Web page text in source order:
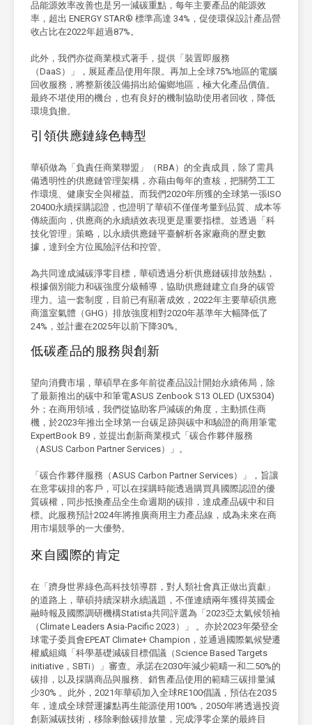
品能源效率改善也是另一減碳重點，每年主要產品的能源效
率，超出 ENERGY STAR® 標準高達 34%，促使環保設計產品營
收占比在2022年超過87%。
此外，我們亦從商業模式著手，提供「裝置即服務
（DaaS）」，展延產品使用年限。再加上全球75%地區的電腦
回收服務，將整新後設備捐出給偏鄉地區，極大化產品價值。
最終不堪使用的機台，也有良好的機制協助使用者回收，降低
環境負擔。
引領供應鏈綠色轉型
華碩做為「負責任商業聯盟」（RBA）的全責成員，除了需具
備透明性的供應鏈管理架構，亦藉由每年的查核，把關勞工工
作環境、健康安全與權益。而我們2020年所獲的全球第一張ISO
20400永續採購認證，也證明了華碩不僅僅考量到品質、成本等
傳統面向，供應商的永續績效表現更是重要指標。並透過「科
技化管理」策略，以永續供應鏈平臺解析各家廠商的歷史數
據，達到全方位風險評估和控管。
為共同達成減碳淨零目標，華碩透過分析供應鏈碳排放熱點，
根據個別能力和碳強度分級輔導，協助供應鏈建立自身的碳管
理力。這一套制度，目前已有顯著成效，2022年主要華碩供應
商溫室氣體（GHG）排放強度相對2020年基準年大幅降低了
24%，並計畫在2025年以前下降30%。
低碳產品的服務與創新
望向消費市場，華碩早在多年前從產品設計開始永續佈局，除
了最新推出的碳中和筆電ASUS Zenbook S13 OLED (UX5304)
外；在商用領域，我們從協助客戶減碳的角度，主動抓住商
機，於2023年推出全球第一台碳足跡與碳中和驗證的商用筆電
ExpertBook B9，並提出創新商業模式「碳合作夥伴服務
（ASUS Carbon Partner Services）」。
「碳合作夥伴服務（ASUS Carbon Partner Services）」，旨讓
在意零碳排的客戶，可以在採購時能透過購買具國際認證的優
質碳權，同步抵換產品全生命週期的碳排，達成產品碳中和目
標。此服務預計2024年將推廣商用主力產品線，成為未來在商
用市場競爭的一大優勢。
來自國際的肯定
在「躋身世界綠色高科技領導群，對人類社會真正做出貢獻」
的道路上，華碩持續深耕永續議題，不僅連續兩年獲得英國金
融時報及國際調研機構Statista共同評選為「2023亞太氣候領袖
（Climate Leaders Asia-Pacific 2023）」 。亦於2023年榮登全
球電子委員會EPEAT Climate+ Champion，並通過國際氣候變遷
權威組織「科學基礎減碳目標倡議（Science Based Targets
initiative，SBTi）」審查。承諾在2030年減少範疇一和二50%的
碳排，以及採購商品與服務、銷售產品使用的範疇三碳排量減
少30% 。此外，2021年華碩加入全球RE100倡議，預估在2035
年，達成全球營運據點再生能源使用100%，2050年將透過投資
創新減碳技術，移除剩餘碳排放量，完成淨零企業的最終目